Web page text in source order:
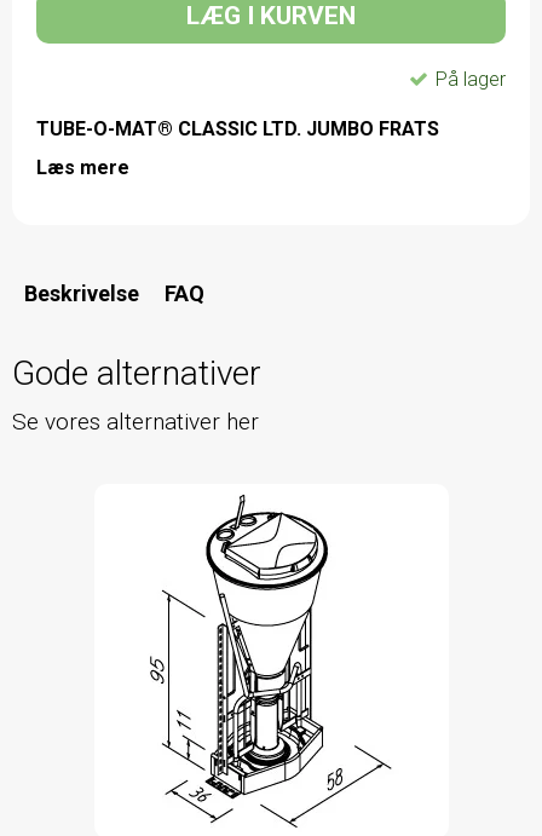
LÆG I KURVEN
På lager
TUBE-O-MAT® CLASSIC LTD. JUMBO FRATS
Læs mere
Beskrivelse FAQ
Gode alternativer
Se vores alternativer her